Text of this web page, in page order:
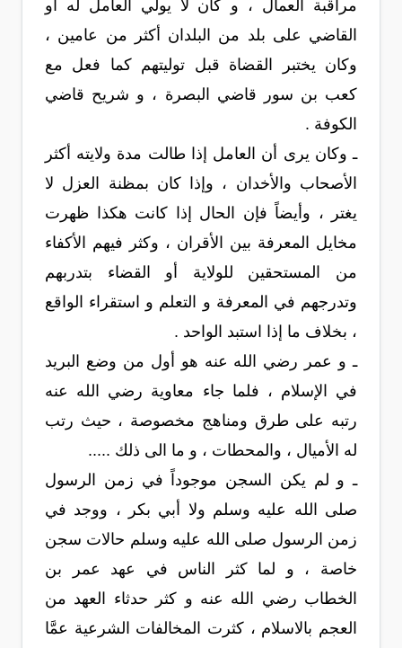
مراقبة العمال ، و كان لا يولِّي العامل له او
القاضي على بلد من البلدان أكثر من عامين ،
وكان يختبر القضاة قبل توليتهم كما فعل مع
كعب بن سور قاضي البصرة ، و شريح قاضي
الكوفة .
ـ وكان يرى أن العامل إذا طالت مدة ولايته أكثر
الأصحاب والأخدان ، وإذا كان بمظنة العزل لا
يغتر ، وأيضاً فإن الحال إذا كانت هكذا ظهرت
مخايل المعرفة بين الأقران ، وكثر فيهم الأكفاء
من المستحقين للولاية أو القضاء بتدربهم
وتدرجهم في المعرفة و التعلم و استقراء الواقع
، بخلاف ما إذا استبد الواحد .
ـ و عمر رضي الله عنه هو أول من وضع البريد
في الإسلام ، فلما جاء معاوية رضي الله عنه
رتبه على طرق ومناهج مخصوصة ، حيث رتب
له الأميال ، والمحطات ، و ما الى ذلك .....
ـ و لم يكن السجن موجوداً في زمن الرسول
صلى الله عليه وسلم ولا أبي بكر ، ووجد في
زمن الرسول صلى الله عليه وسلم حالات سجن
خاصة ، و لما كثر الناس في عهد عمر بن
الخطاب رضي الله عنه و كثر حدثاء العهد من
العجم بالاسلام ، كثرت المخالفات الشرعية عمَّا